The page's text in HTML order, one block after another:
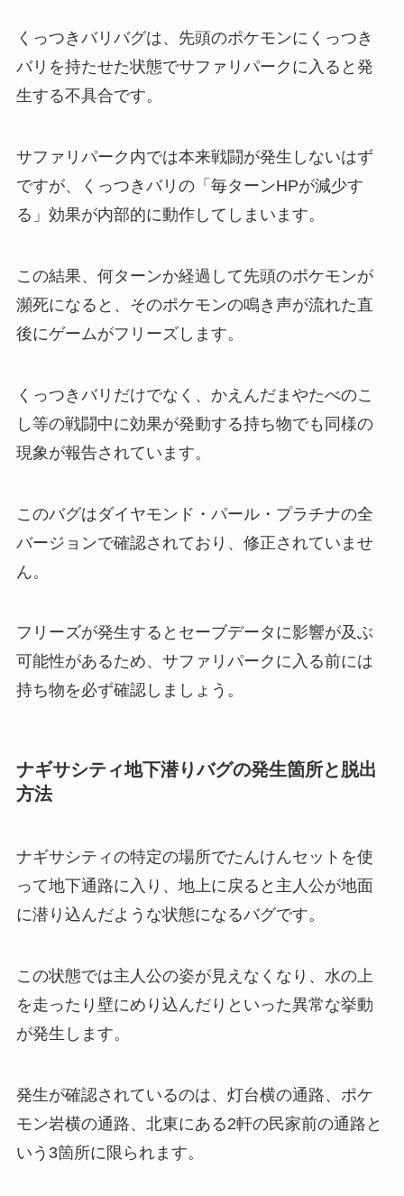
くっつきバリバグは、先頭のポケモンにくっつき
バリを持たせた状態でサファリパークに入ると発
生する不具合です。
サファリパーク内では本来戦闘が発生しないはず
ですが、くっつきバリの「毎ターンHPが減少す
る」効果が内部的に動作してしまいます。
この結果、何ターンか経過して先頭のポケモンが
瀕死になると、そのポケモンの鳴き声が流れた直
後にゲームがフリーズします。
くっつきバリだけでなく、かえんだまやたべのこ
し等の戦闘中に効果が発動する持ち物でも同様の
現象が報告されています。
このバグはダイヤモンド・パール・プラチナの全
バージョンで確認されており、修正されていませ
ん。
フリーズが発生するとセーブデータに影響が及ぶ
可能性があるため、サファリパークに入る前には
持ち物を必ず確認しましょう。
ナギサシティ地下潜りバグの発生箇所と脱出
方法
ナギサシティの特定の場所でたんけんセットを使
って地下通路に入り、地上に戻ると主人公が地面
に潜り込んだような状態になるバグです。
この状態では主人公の姿が見えなくなり、水の上
を走ったり壁にめり込んだりといった異常な挙動
が発生します。
発生が確認されているのは、灯台横の通路、ポケ
モン岩横の通路、北東にある2軒の民家前の通路と
いう3箇所に限られます。